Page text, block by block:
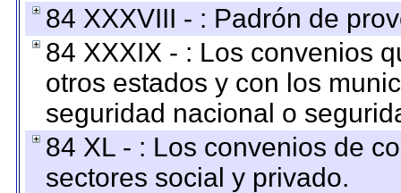
84 XXXVIII - : Padrón de
84 XXXIX - : Los convenios
otros estados y con los
seguridad nacional o
84 XL - : Los convenios de
sectores social y privado.